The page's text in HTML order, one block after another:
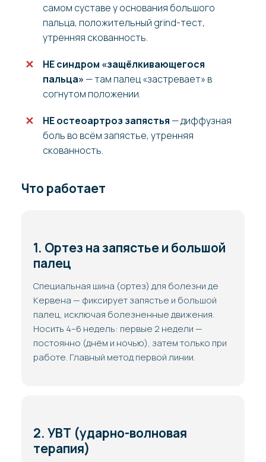
самом суставе у основания большого
пальца, положительный grind-тест,
утренняя скованность.
НЕ синдром «защёлкивающегося
пальца» — там палец «застревает» в
согнутом положении.
НЕ остеоартроз запястья — диффузная
боль во всём запястье, утренняя
скованность.
Что работает
1. Ортез на запястье и большой
палец
Специальная шина (ортез) для болезни де
Кервена — фиксирует запястье и большой
палец, исключая болезненные движения.
Носить 4–6 недель: первые 2 недели —
постоянно (днём и ночью), затем только при
работе. Главный метод первой линии.
2. УВТ (ударно-волновая
терапия)